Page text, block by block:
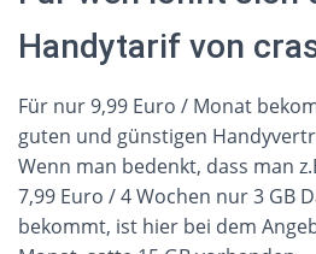
Handytarif von
Für nur 9,99 Euro / Monat
guten und günstigen
Wenn man bedenkt, dass man
7,99 Euro / 4 Wochen nur 3 GB
bekommt, ist hier bei dem